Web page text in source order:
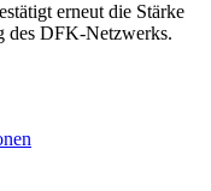
erneut die Stärke
des DFK-Netzwerks.